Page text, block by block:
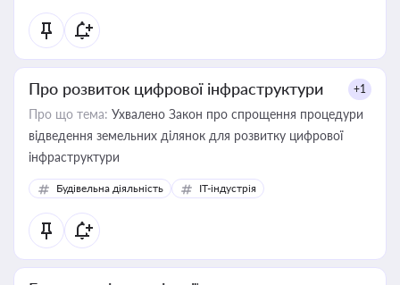
Про розвиток цифрової інфраструктури +1
Про що тема: Ухвалено Закон про спрощення процедури
відведення земельних ділянок для розвитку цифрової
інфраструктури
Будівельна діяльність IT-індустрія